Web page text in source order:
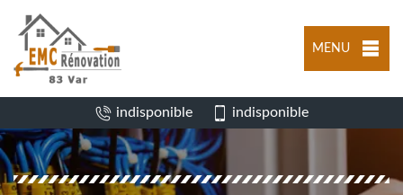
MENU
indisponible indisponible